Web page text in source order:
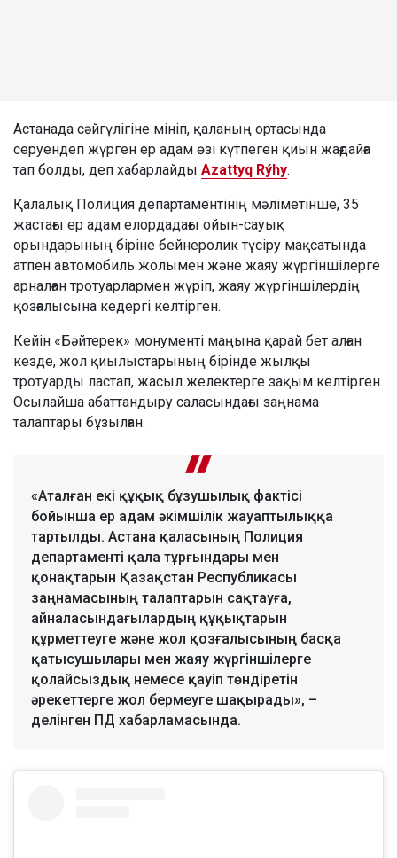
Астанада сәйгүлігіне мініп, қаланың ортасында
серуендеп жүрген ер адам өзі күтпеген қиын жағдайға
тап болды, деп хабарлайды Azattyq Rýhy.
Қалалық Полиция департаментінің мәліметінше, 35
жастағы ер адам елордадағы ойын-сауық
орындарының біріне бейнеролик түсіру мақсатында
атпен автомобиль жолымен және жаяу жүргіншілерге
арналған тротуарлармен жүріп, жаяу жүргіншілердің
қозғалысына кедергі келтірген.
Кейін «Бәйтерек» монументі маңына қарай бет алған
кезде, жол қиылыстарының бірінде жылқы
тротуарды ластап, жасыл желектерге зақым келтірген.
Осылайша абаттандыру саласындағы заңнама
талаптары бұзылған.
«Аталған екі құқық бұзушылық фактісі
бойынша ер адам әкімшілік жауаптылыққа
тартылды. Астана қаласының Полиция
департаменті қала тұрғындары мен
қонақтарын Қазақстан Республикасы
заңнамасының талаптарын сақтауға,
айналасындағылардың құқықтарын
құрметтеуге және жол қозғалысының басқа
қатысушылары мен жаяу жүргіншілерге
қолайсыздық немесе қауіп төндіретін
әрекеттерге жол бермеуге шақырады», –
делінген ПД хабарламасында.